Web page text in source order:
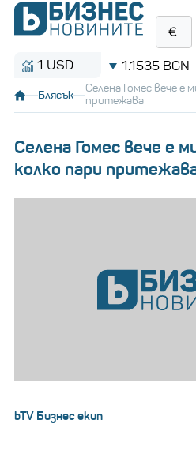
1 USD 1.1535 BGN
Блясък
Селена Гомес вече е
притежава
Селена Гомес вече е
колко пари
bTV Бизнес екип